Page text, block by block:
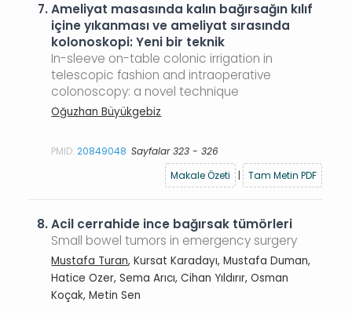
7.Ameliyat masasında kalın bağırsağın kılıf
içine yıkanması ve ameliyat sırasında
kolonoskopi: Yeni bir teknik
In-sleeve on-table colonic irrigation in
telescopic fashion and intraoperative
colonoscopy: a novel technique
Oğuzhan Büyükgebiz
PMID:20849048 Sayfalar 323 - 326
Makale Özeti
| Tam Metin PDF
8.Acil cerrahide ince bağırsak tümörleri
Small bowel tumors in emergency surgery
Mustafa Turan, Kursat Karadayı, Mustafa Duman,
Hatice Ozer, Sema Arıcı, Cihan Yıldırır, Osman
Koçak, Metin Sen